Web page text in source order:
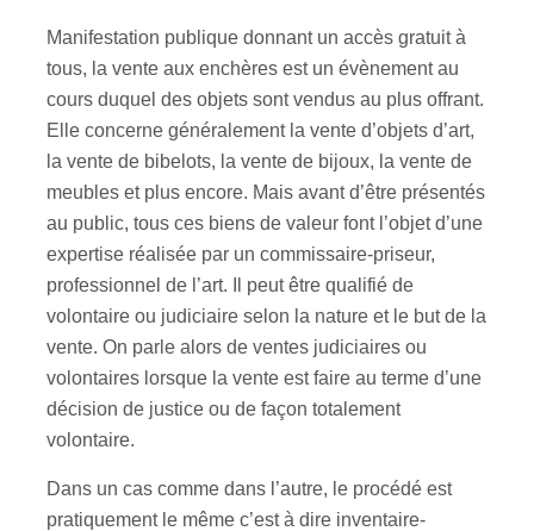
Manifestation publique donnant un accès gratuit à
tous, la vente aux enchères est un évènement au
cours duquel des objets sont vendus au plus offrant.
Elle concerne généralement la vente d’objets d’art,
la vente de bibelots, la vente de bijoux, la vente de
meubles et plus encore. Mais avant d’être présentés
au public, tous ces biens de valeur font l’objet d’une
expertise réalisée par un commissaire-priseur,
professionnel de l’art. Il peut être qualifié de
volontaire ou judiciaire selon la nature et le but de la
vente. On parle alors de ventes judiciaires ou
volontaires lorsque la vente est faire au terme d’une
décision de justice ou de façon totalement
volontaire.
Dans un cas comme dans l’autre, le procédé est
pratiquement le même c’est à dire inventaire-